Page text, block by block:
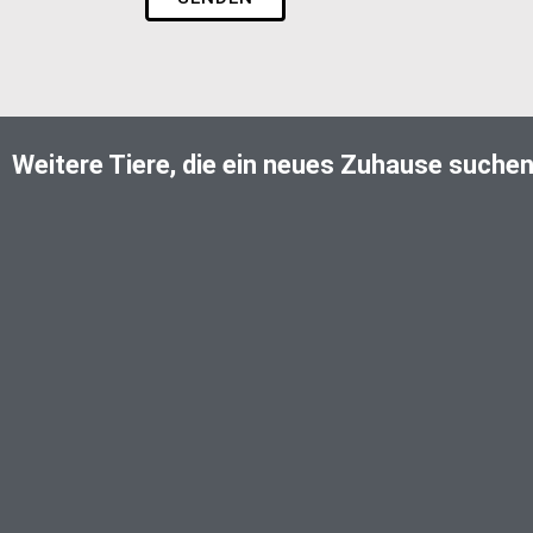
Weitere Tiere, die ein neues Zuhause suchen